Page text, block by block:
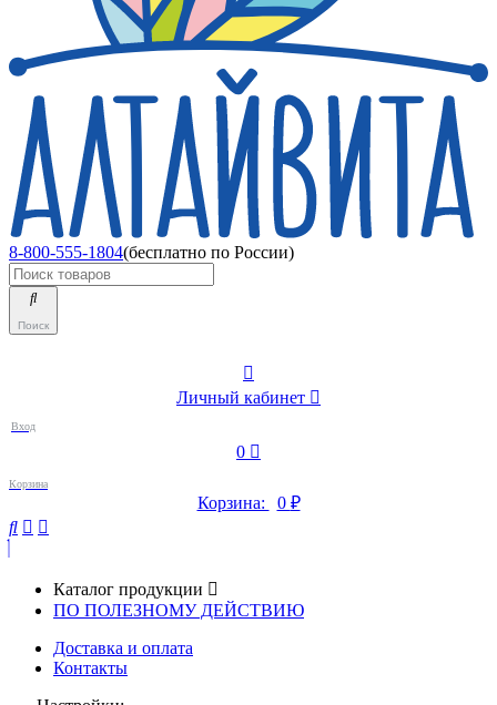
8-800-555-1804(бесплатно по России)
Поиск
Личный кабинет
Вход
0
Корзина
Корзина: 0 ₽
Каталог продукции
ПО ПОЛЕЗНОМУ ДЕЙСТВИЮ
Доставка и оплата
Контакты